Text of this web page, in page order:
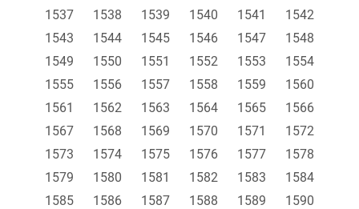
1537
1538 1539 1540 1541
1542
1543
1544 1545 1546 1547
1548
1549
1550 1551 1552 1553
1554
1555
1556 1557 1558 1559
1560
1561
1562 1563 1564 1565
1566
1567
1568 1569 1570 1571
1572
1573
1574 1575 1576 1577
1578
1579
1580 1581 1582 1583
1584
1585
1586 1587 1588 1589
1590